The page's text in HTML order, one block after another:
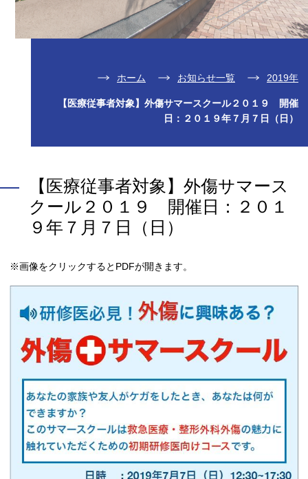
ホーム お知らせ一覧 2019年
【医療従事者対象】外傷サマースクール２０１９ 開催
日：２０１９年７月７日（日）
【医療従事者対象】外傷サマース
クール２０１９ 開催日：２０１
９年７月７日（日）
※画像をクリックするとPDFが開きます。